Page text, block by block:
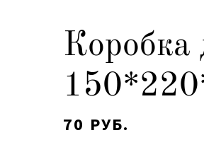
Коробка
70 РУБ.